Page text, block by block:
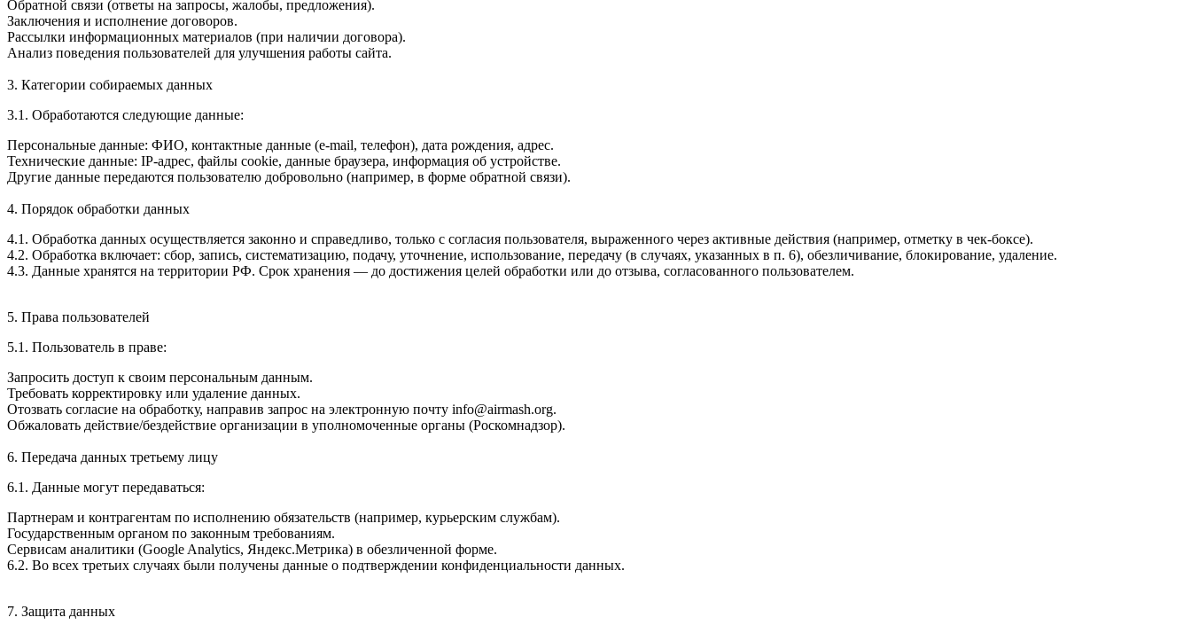
Обратной связи (ответы на запросы, жалобы, предложения).
Заключения и исполнение договоров.
Рассылки информационных материалов (при наличии договора).
Анализ поведения пользователей для улучшения работы сайта.
3. Категории собираемых данных
3.1. Обработаются следующие данные:
Персональные данные: ФИО, контактные данные (e-mail, телефон), дата рождения, адрес.
Технические данные: IP-адрес, файлы cookie, данные браузера, информация об устройстве.
Другие данные передаются пользователю добровольно (например, в форме обратной связи).
4. Порядок обработки данных
4.1. Обработка данных осуществляется законно и справедливо, только с согласия пользователя, выраженного через активные действия (например, отметку в чек-боксе).
4.2. Обработка включает: сбор, запись, систематизацию, подачу, уточнение, использование, передачу (в случаях, указанных в п. 6), обезличивание, блокирование, удаление.
4.3. Данные хранятся на территории РФ. Срок хранения — до достижения целей обработки или до отзыва, согласованного пользователем.
5. Права пользователей
5.1. Пользователь в праве:
Запросить доступ к своим персональным данным.
Требовать корректировку или удаление данных.
Отозвать согласие на обработку, направив запрос на электронную почту info@airmash.org.
Обжаловать действие/бездействие организации в уполномоченные органы (Роскомнадзор).
6. Передача данных третьему лицу
6.1. Данные могут передаваться:
Партнерам и контрагентам по исполнению обязательств (например, курьерским службам).
Государственным органом по законным требованиям.
Сервисам аналитики (Google Analytics, Яндекс.Метрика) в обезличенной форме.
6.2. Во всех третьих случаях были получены данные о подтверждении конфиденциальности данных.
7. Защита данных